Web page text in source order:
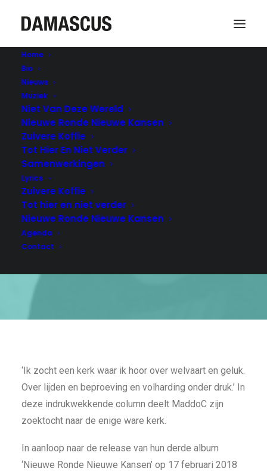
Home
Bio
Nieuws
Muziek
Niet Van Deze Wereld
Nieuwe Ronde Nieuwe Kansen
Zuivere Koffie
Tot Hier En Niet Verder
Samenwerkingen
Lyrics
Zuivere Koffie
Tot hier en niet verder
Nieuwe Ronde Nieuwe Kansen
Agenda
Contact
#3 De enige ware kerk -
10 JANUARI 2018 | INGEEN CATEGORIE
‘Ik zocht een kerk waar ik hoor over welvaart en geluk.
Over lijden en beproeving en volharding onder druk.’ In
deze indrukwekkende column deelt MaddoC zijn
zoektocht naar de enige ware kerk.
In aanloop naar de release van hun derde album
‘Nieuwe Ronde Nieuwe Kansen’ op 17 februari 2018